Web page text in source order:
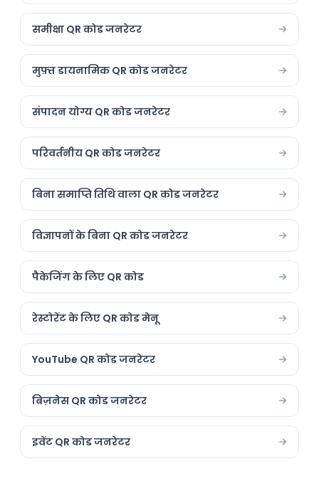
समीक्षा QR कोड जनरेटर
मुफ़्त डायनामिक QR कोड जनरेटर
संपादन योग्य QR कोड जनरेटर
परिवर्तनीय QR कोड जनरेटर
बिना समाप्ति तिथि वाला QR कोड जनरेटर
विज्ञापनों के बिना QR कोड जनरेटर
पैकेजिंग के लिए QR कोड
रेस्टोरेंट के लिए QR कोड मेनू
YouTube QR कोड जनरेटर
बिज़नेस QR कोड जनरेटर
इवेंट QR कोड जनरेटर